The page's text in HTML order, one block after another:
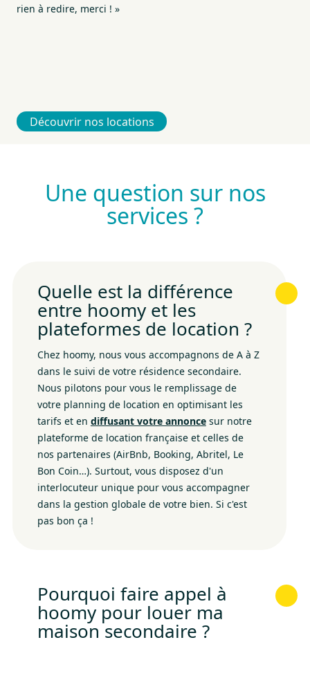
rien à redire, merci ! »
Découvrir nos locations
Une question sur nos
services ?
Quelle est la différence
entre hoomy et les
plateformes de location ?
Chez hoomy, nous vous accompagnons de A à Z
dans le suivi de votre résidence secondaire.
Nous pilotons pour vous le remplissage de
votre planning de location en optimisant les
tarifs et en diffusant votre annoncesur notre
plateforme de location française et celles de
nos partenaires (AirBnb, Booking, Abritel, Le
Bon Coin…). Surtout, vous disposez d'un
interlocuteur unique pour vous accompagner
dans la gestion globale de votre bien. Si c'est
pas bon ça !
Pourquoi faire appel à
hoomy pour louer ma
maison secondaire ?